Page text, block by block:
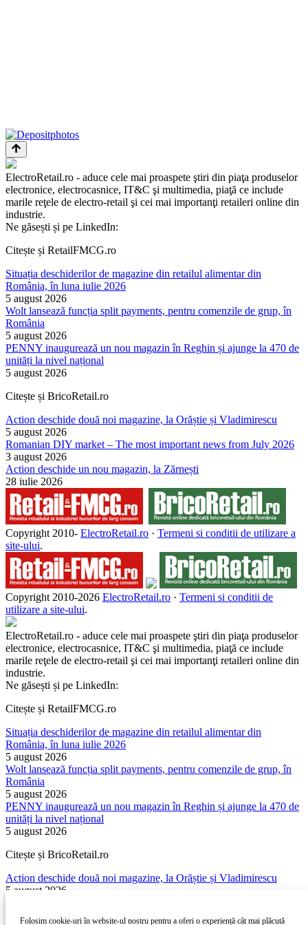
ElectroRetail.ro - aduce cele mai proaspete ştiri din piaţa produselor
electronice, electrocasnice, IT&C şi multimedia, piaţă ce include
marile reţele de electro-retail şi cei mai importanţi retaileri online din
industrie.
Ne găsești și pe LinkedIn:
Citește și RetailFMCG.ro
Situația deschiderilor de magazine din retailul alimentar din
România, în luna iulie 2026
5 august 2026
Wolt lansează funcția split payments, pentru comenzile de grup, în
România
5 august 2026
PENNY inaugurează un nou magazin în Reghin și ajunge la 470 de
unități la nivel național
5 august 2026
Citește și BricoRetail.ro
Action deschide două noi magazine, la Orăștie și Vladimirescu
5 august 2026
Romanian DIY market – The most important news from July 2026
3 august 2026
Action deschide un nou magazin, la Zărnești
28 iulie 2026
Copyright 2010- ElectroRetail.ro · Termeni si conditii de utilizare a
site-ului.
Copyright 2010-2026 ElectroRetail.ro · Termeni si conditii de
utilizare a site-ului.
ElectroRetail.ro - aduce cele mai proaspete ştiri din piaţa produselor
electronice, electrocasnice, IT&C şi multimedia, piaţă ce include
marile reţele de electro-retail şi cei mai importanţi retaileri online din
industrie.
Ne găsești și pe LinkedIn:
Citește și RetailFMCG.ro
Situația deschiderilor de magazine din retailul alimentar din
România, în luna iulie 2026
5 august 2026
Wolt lansează funcția split payments, pentru comenzile de grup, în
România
5 august 2026
PENNY inaugurează un nou magazin în Reghin și ajunge la 470 de
unități la nivel național
5 august 2026
Citește și BricoRetail.ro
Action deschide două noi magazine, la Orăștie și Vladimirescu
5 august 2026
3 august 2026
Folosim cookie-uri în website-ul nostru pentru a oferi o experiență cât mai plăcută